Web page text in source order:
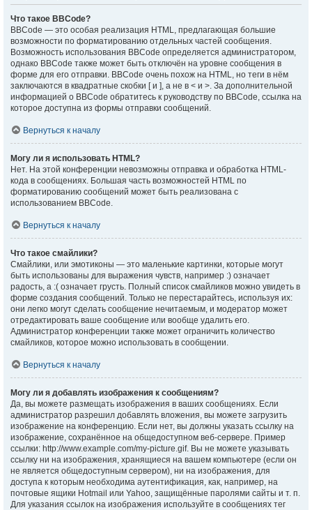
Что такое BBCode?
BBCode — это особая реализация HTML, предлагающая большие
возможности по форматированию отдельных частей сообщения.
Возможность использования BBCode определяется администратором,
однако BBCode также может быть отключён на уровне сообщения в
форме для его отправки. BBCode очень похож на HTML, но теги в нём
заключаются в квадратные скобки [ и ], а не в < и >. За дополнительной
информацией о BBCode обратитесь к руководству по BBCode, ссылка на
которое доступна из формы отправки сообщений.
Вернуться к началу
Могу ли я использовать HTML?
Нет. На этой конференции невозможны отправка и обработка HTML-
кода в сообщениях. Большая часть возможностей HTML по
форматированию сообщений может быть реализована с
использованием BBCode.
Вернуться к началу
Что такое смайлики?
Смайлики, или эмотиконы — это маленькие картинки, которые могут
быть использованы для выражения чувств, например :) означает
радость, а :( означает грусть. Полный список смайликов можно увидеть в
форме создания сообщений. Только не перестарайтесь, используя их:
они легко могут сделать сообщение нечитаемым, и модератор может
отредактировать ваше сообщение или вообще удалить его.
Администратор конференции также может ограничить количество
смайликов, которое можно использовать в сообщении.
Вернуться к началу
Могу ли я добавлять изображения к сообщениям?
Да, вы можете размещать изображения в ваших сообщениях. Если
администратор разрешил добавлять вложения, вы можете загрузить
изображение на конференцию. Если нет, вы должны указать ссылку на
изображение, сохранённое на общедоступном веб-сервере. Пример
ссылки: http://www.example.com/my-picture.gif. Вы не можете указывать
ссылку ни на изображения, хранящиеся на вашем компьютере (если он
не является общедоступным сервером), ни на изображения, для
доступа к которым необходима аутентификация, как, например, на
почтовые ящики Hotmail или Yahoo, защищённые паролями сайты и т. п.
Для указания ссылок на изображения используйте в сообщениях тег